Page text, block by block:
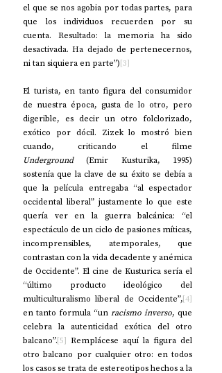
el que se nos agobia por todas partes, para
que los individuos recuerden por su
cuenta. Resultado: la memoria ha sido
desactivada. Ha dejado de pertenecernos,
ni tan siquiera en parte”)[3]
El turista, en tanto figura del consumidor
de nuestra época, gusta de lo otro, pero
digerible, es decir un otro folclorizado,
exótico por dócil. Zizek lo mostró bien
Underground (Emir Kusturika, 1995)
sostenía que la clave de su éxito se debía a
que la película entregaba “al espectador
occidental liberal” justamente lo que este
quería ver en la guerra balcánica: “el
espectáculo de un ciclo de pasiones míticas,
incomprensibles, atemporales, que
contrastan con la vida decadente y anémica
de Occidente”. El cine de Kusturica sería el
“último producto ideológico del
multiculturalismo liberal de Occidente”,[4]
en tanto formula “un racismo inverso, que
celebra la autenticidad exótica del otro
balcano”.[5] Remplácese aquí la figura del
otro balcano por cualquier otro: en todos
los casos se trata de estereotipos hechos a la